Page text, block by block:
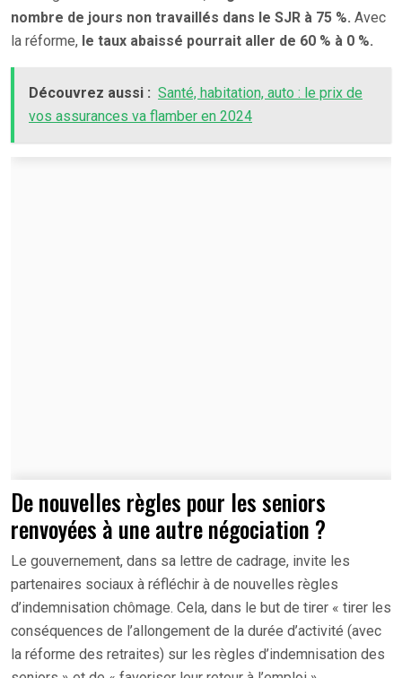
nombre de jours non travaillés dans le SJR à 75 %. Avec
la réforme, le taux abaissé pourrait aller de 60 % à 0 %.
Découvrez aussi : Santé, habitation, auto : le prix de
vos assurances va flamber en 2024
De nouvelles règles pour les seniors
renvoyées à une autre négociation ?
Le gouvernement, dans sa lettre de cadrage, invite les
partenaires sociaux à réfléchir à de nouvelles règles
d’indemnisation chômage. Cela, dans le but de tirer « tirer les
conséquences de l’allongement de la durée d’activité (avec
la réforme des retraites) sur les règles d’indemnisation des